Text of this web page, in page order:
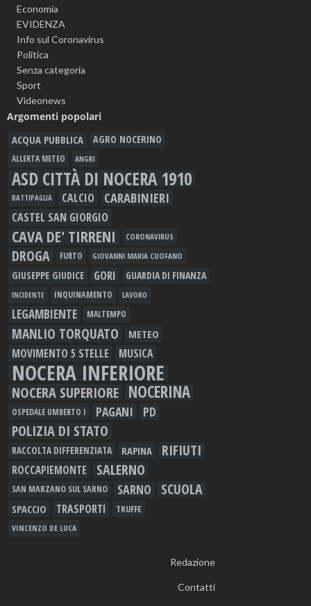
Economia
EVIDENZA
Info sul Coronavirus
Politica
Senza categoria
Sport
Videonews
Argomenti popolari
ACQUA PUBBLICA AGRO NOCERINO
ALLERTA METEO ANGRI
ASD CITTÀ DI NOCERA 1910
BATTIPAGLIA CALCIO CARABINIERI
CASTEL SAN GIORGIO
CAVA DE' TIRRENI CORONAVIRUS
DROGA FURTO GIOVANNI MARIA CUOFANO
GIUSEPPE GIUDICE GORI GUARDIA DI FINANZA
INCIDENTE INQUINAMENTO LAVORO
LEGAMBIENTE MALTEMPO
MANLIO TORQUATO METEO
MOVIMENTO 5 STELLE MUSICA
NOCERA INFERIORE
NOCERA SUPERIORE NOCERINA
OSPEDALE UMBERTO I PAGANI PD
POLIZIA DI STATO
RACCOLTA DIFFERENZIATA RAPINA RIFIUTI
ROCCAPIEMONTE SALERNO
SAN MARZANO SUL SARNO SARNO SCUOLA
SPACCIO TRASPORTI TRUFFE
VINCENZO DE LUCA
Redazione
Contatti